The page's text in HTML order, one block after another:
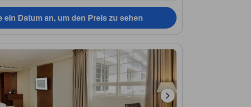
ein Datum an, um den Preis zu sehen